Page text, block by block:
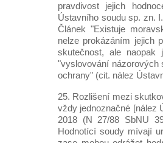
pravdivost jejich
Ústavního soudu sp. zn.
Článek "Existuje
nelze prokázáním jejich
skutečnost, ale
"vyslovování názorových
ochrany" (cit. nález
25. Rozlišení mezi
vždy jednoznačné [nález
2018 (N 27/88 SbNU
Hodnotící soudy mívají